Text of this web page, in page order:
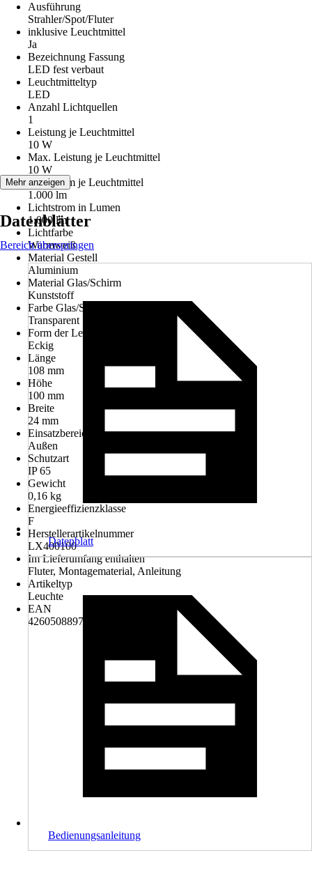
Ausführung
Strahler/Spot/Fluter
inklusive Leuchtmittel
Ja
Bezeichnung Fassung
LED fest verbaut
Leuchtmitteltyp
LED
Anzahl Lichtquellen
1
Leistung je Leuchtmittel
10 W
Max. Leistung je Leuchtmittel
10 W
Lichtstrom je Leuchtmittel
1.000 lm
Lichtstrom in Lumen
1.000 lm
Lichtfarbe
Warmweiß
Material Gestell
Aluminium
Material Glas/Schirm
Kunststoff
Farbe Glas/Schirm
Transparent
Form der Leuchte
Eckig
Länge
108 mm
Höhe
100 mm
Breite
24 mm
Einsatzbereich
Außen
Schutzart
IP 65
Gewicht
0,16 kg
Energieeffizienzklasse
F
Herstellerartikelnummer
LX400100
Im Lieferumfang enthalten
Fluter, Montagematerial, Anleitung
Artikeltyp
Leuchte
EAN
4260508897311
Mehr anzeigen
Datenblätter
Bereich überspringen
Datenblatt
Bedienungsanleitung